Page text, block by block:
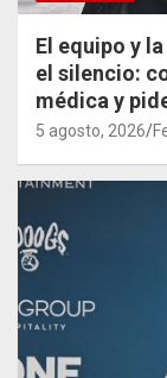
El equipo y
el silencio:
médica y
5 agosto, 2026